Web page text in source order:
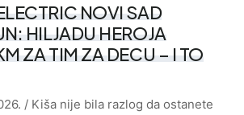
NOVI SAD
HILJADU HEROJA
ZA TIM ZA DECU – I TO
/ Kiša nije bila razlog da ostanete